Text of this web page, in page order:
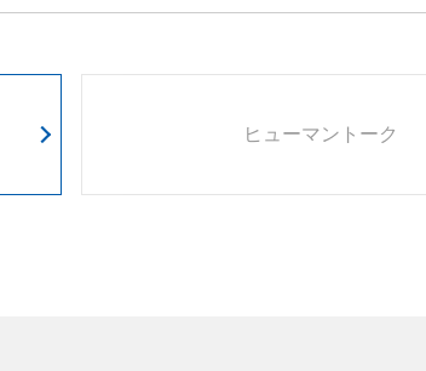
ヒューマントーク